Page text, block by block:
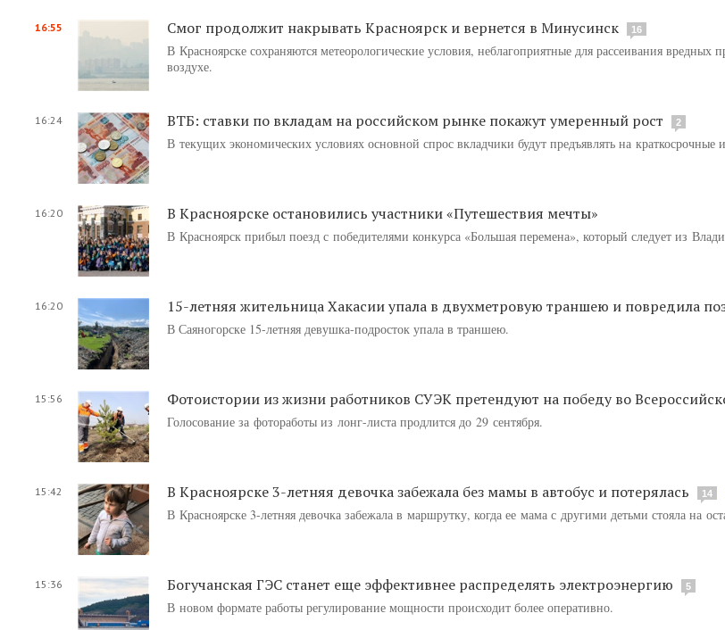
16:55 Смог продолжит накрывать Красноярск и вернется в Минусинск 16
В Красноярске сохраняются метеорологические условия, неблагоприятные для рассеивания вредных
воздухе.
16:24 ВТБ: ставки по вкладам на российском рынке покажут умеренный рост 2
В текущих экономических условиях основной спрос вкладчики будут предъявлять на краткосрочные
16:20 В Красноярске остановились участники «Путешествия мечты»
В Красноярск прибыл поезд с победителями конкурса «Большая перемена», который следует из
16:20 15-летняя жительница Хакасии упала в двухметровую траншею и повредила
В Саяногорске 15-летняя девушка-подросток упала в траншею.
15:56 Фотоистории из жизни работников СУЭК претендуют на победу во
Голосование за фотоработы из лонг-листа продлится до 29 сентября.
15:42 В Красноярске 3-летняя девочка забежала без мамы в автобус и потерялась 14
В Красноярске 3-летняя девочка забежала в маршрутку, когда ее мама с другими детьми стояла на
15:36 Богучанская ГЭС станет еще эффективнее распределять электроэнергию 5
В новом формате работы регулирование мощности происходит более оперативно.